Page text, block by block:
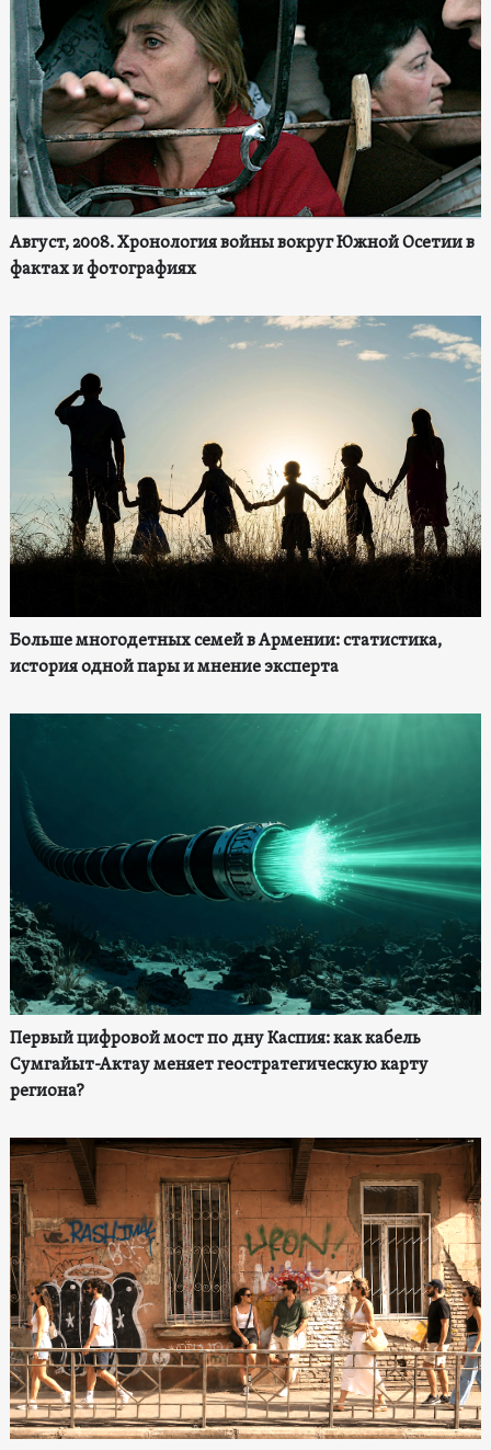
Август, 2008. Хронология войны вокруг Южной Осетии в
фактах и фотографиях
Больше многодетных семей в Армении: статистика,
история одной пары и мнение эксперта
Первый цифровой мост по дну Каспия: как кабель
Сумгайыт-Актау меняет геостратегическую карту
региона?